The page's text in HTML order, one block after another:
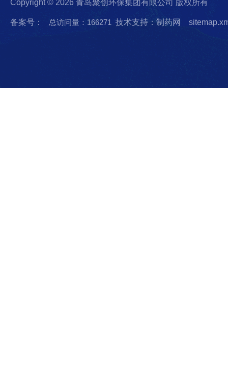
Copyright © 2026 青岛聚创环保集团有限公司 版权所有
备案号： 总访问量：166271 技术支持：制药网